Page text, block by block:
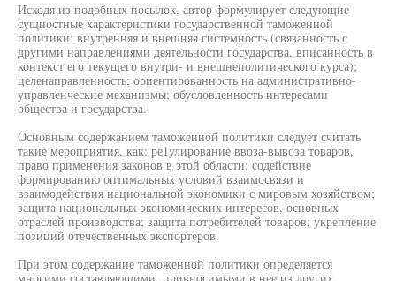
Исходя из подобных посылок, автор формулирует следующие
сущностные характеристики государственной таможенной
политики: внутренняя и внешняя системность (связанность с
другими направлениями деятельности государства, вписанность в
контекст его текущего внутри- и внешнеполитического курса);
целенаправленность; ориентированность на административно-
управленческие механизмы; обусловленность интересами
общества и государства.
Основным содержанием таможенной политики следует считать
такие мероприятия, как: ре1улирование ввоза-вывоза товаров,
право применения законов в этой области; содействие
формированию оптимальных условий взаимосвязи и
взаимодействия национальной экономики с мировым хозяйством;
защита национальных экономических интересов, основных
отраслей производства; защита потребителей товаров; укрепление
позиций отечественных экспортеров.
При этом содержание таможенной политики определяется